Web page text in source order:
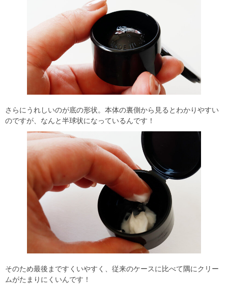
さらにうれしいのが底の形状。本体の裏側から見るとわかりやすい
のですが、なんと半球状になっているんです！
そのため最後まですくいやすく、従来のケースに比べて隅にクリー
ムがたまりにくいんです！